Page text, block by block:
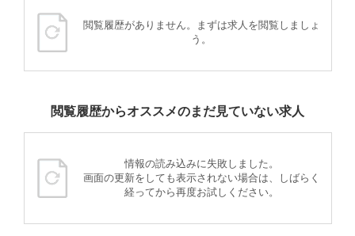
閲覧履歴がありません。まずは求人を閲覧しましょ
う。
閲覧履歴からオススメのまだ見ていない求人
情報の読み込みに失敗しました。
画面の更新をしても表示されない場合は、しばらく
経ってから再度お試しください。